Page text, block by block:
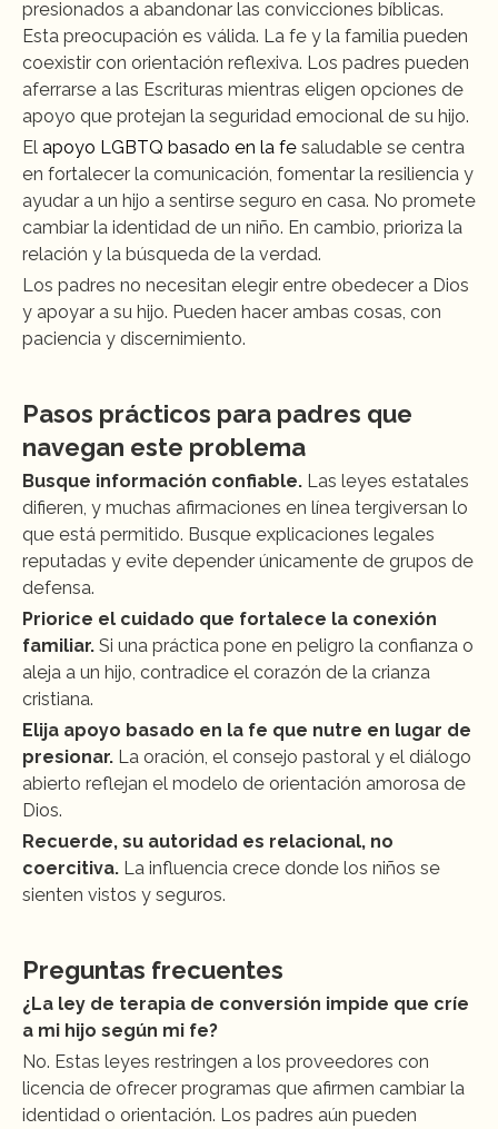
presionados a abandonar las convicciones bíblicas.
Esta preocupación es válida. La fe y la familia pueden
coexistir con orientación reflexiva. Los padres pueden
aferrarse a las Escrituras mientras eligen opciones de
apoyo que protejan la seguridad emocional de su hijo.
El apoyo LGBTQ basado en la fe saludable se centra
en fortalecer la comunicación, fomentar la resiliencia y
ayudar a un hijo a sentirse seguro en casa. No promete
cambiar la identidad de un niño. En cambio, prioriza la
relación y la búsqueda de la verdad.
Los padres no necesitan elegir entre obedecer a Dios
y apoyar a su hijo. Pueden hacer ambas cosas, con
paciencia y discernimiento.
Pasos prácticos para padres que
navegan este problema
Busque información confiable. Las leyes estatales
difieren, y muchas afirmaciones en línea tergiversan lo
que está permitido. Busque explicaciones legales
reputadas y evite depender únicamente de grupos de
defensa.
Priorice el cuidado que fortalece la conexión
familiar. Si una práctica pone en peligro la confianza o
aleja a un hijo, contradice el corazón de la crianza
cristiana.
Elija apoyo basado en la fe que nutre en lugar de
presionar. La oración, el consejo pastoral y el diálogo
abierto reflejan el modelo de orientación amorosa de
Dios.
Recuerde, su autoridad es relacional, no
coercitiva. La influencia crece donde los niños se
sienten vistos y seguros.
Preguntas frecuentes
¿La ley de terapia de conversión impide que críe
a mi hijo según mi fe?
No. Estas leyes restringen a los proveedores con
licencia de ofrecer programas que afirmen cambiar la
identidad o orientación. Los padres aún pueden